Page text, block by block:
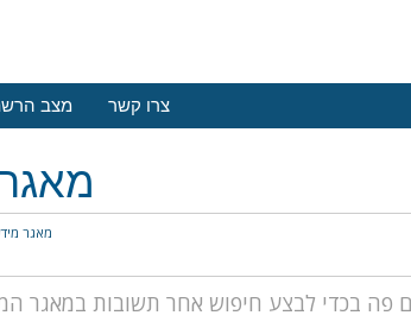
מצב צרו קשר
מאגר